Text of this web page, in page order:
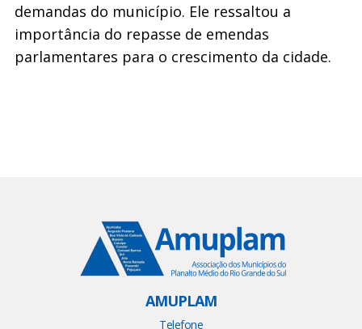
demandas do município. Ele ressaltou a
importância do repasse de emendas
parlamentares para o crescimento da cidade.
AMUPLAM
Telefone